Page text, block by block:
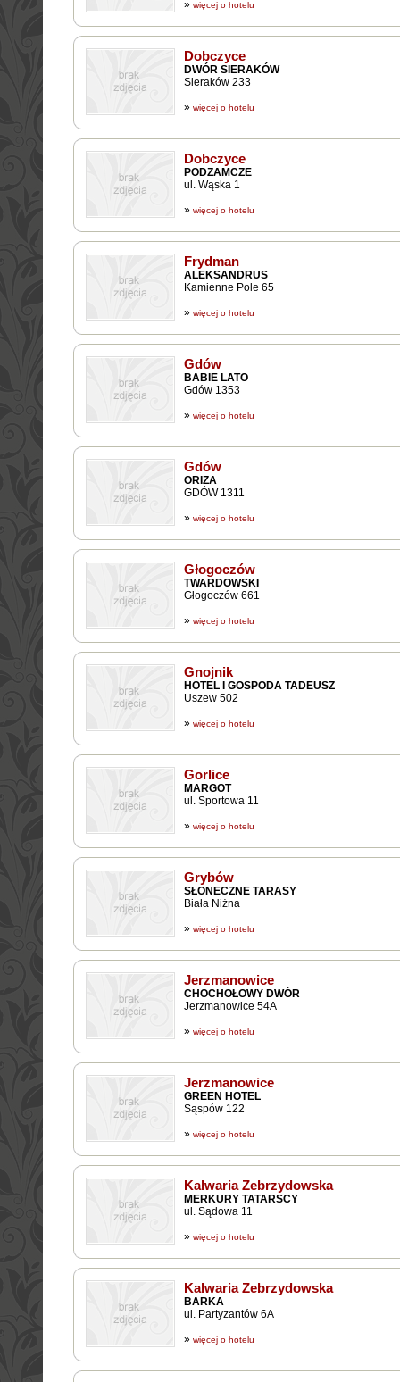
» więcej o hotelu
Dobczyce
DWÓR SIERAKÓW
Sieraków 233
» więcej o hotelu
Dobczyce
PODZAMCZE
ul. Wąska 1
» więcej o hotelu
Frydman
ALEKSANDRUS
Kamienne Pole 65
» więcej o hotelu
Gdów
BABIE LATO
Gdów 1353
» więcej o hotelu
Gdów
ORIZA
GDÓW 1311
» więcej o hotelu
Głogoczów
TWARDOWSKI
Głogoczów 661
» więcej o hotelu
Gnojnik
HOTEL I GOSPODA TADEUSZ
Uszew 502
» więcej o hotelu
Gorlice
MARGOT
ul. Sportowa 11
» więcej o hotelu
Grybów
SŁONECZNE TARASY
Biała Niżna
» więcej o hotelu
Jerzmanowice
CHOCHOŁOWY DWÓR
Jerzmanowice 54A
» więcej o hotelu
Jerzmanowice
GREEN HOTEL
Sąspów 122
» więcej o hotelu
Kalwaria Zebrzydowska
MERKURY TATARSCY
ul. Sądowa 11
» więcej o hotelu
Kalwaria Zebrzydowska
BARKA
ul. Partyzantów 6A
» więcej o hotelu